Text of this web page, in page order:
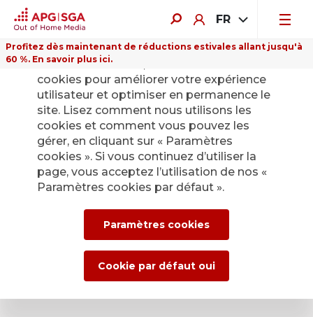
FR
Profitez dès maintenant de réductions estivales allant jusqu'à
60 %. En savoir plus ici.
Sur ce site Internet, nous utilisons des
cookies pour améliorer votre expérience
utilisateur et optimiser en permanence le
site. Lisez comment nous utilisons les
cookies et comment vous pouvez les
gérer, en cliquant sur « Paramètres
cookies ». Si vous continuez d’utiliser la
page, vous acceptez l’utilisation de nos «
Paramètres cookies par défaut ».
Paramètres cookies
Cookie par défaut oui